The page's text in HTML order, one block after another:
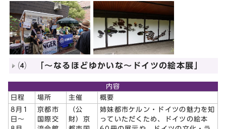
⑷ 「～なるほどゆかいな～ドイツの絵本展」
内容
日程
場所 主催
概要
8月1
日～
京都市
国際交
（公
財）京
姉妹都市ケルン・ドイツの魅力を知
っていただくため、ドイツの絵本